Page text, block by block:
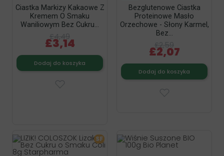
Ciastka Markizy Kakaowe Z
Kremem O Smaku
Waniliowym Bez Cukru...
£4,49
£3,14
Dodaj do koszyka
Bezglutenowe Ciastka
Proteinowe Masło
Orzechowe - Słony Karmel,
Bez...
£2,59
£2,07
Dodaj do koszyka
SF